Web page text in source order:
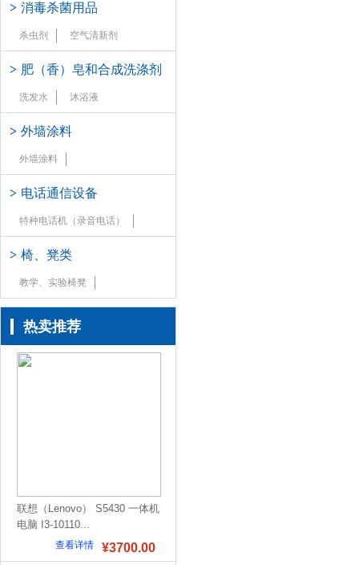
> 消毒杀菌用品
杀虫剂 空气清新剂
> 肥（香）皂和合成洗涤剂
洗发水 沐浴液
> 外墙涂料
外墙涂料
> 电话通信设备
特种电话机（录音电话）
> 椅、凳类
教学、实验椅凳
热卖推荐
联想（Lenovo） S5430 一体机
电脑 I3-10110...
¥3700.00
查看详情